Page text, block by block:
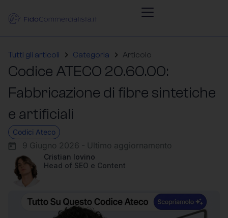
Tutti gli articoli Categoria Articolo
Codice ATECO 20.60.00:
Fabbricazione di fibre sintetiche
e artificiali
Codici Ateco
9 Giugno 2026 - Ultimo aggiornamento
Cristian Iovino
Head of SEO e Content